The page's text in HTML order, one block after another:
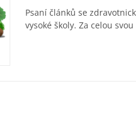
Psaní článků se
vysoké školy. Za celou